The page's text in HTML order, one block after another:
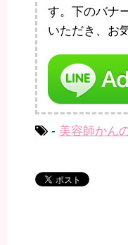
す。下のバナ
いただき、お
- 美容師かん